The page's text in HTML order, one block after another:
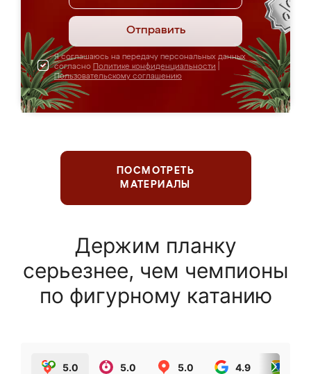
Отправить
Я соглашаюсь на передачу персональных данных
согласно Политике конфиденциальности
Пользовательскому соглашению
ПОСМОТРЕТЬ
МАТЕРИАЛЫ
Держим планку
серьезнее, чем чемпионы
по фигурному катанию
5.0 5.0 5.0 4.9